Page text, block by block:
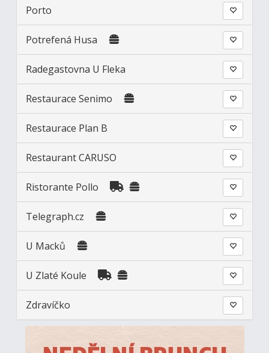
Porto
Potrefená Husa
Radegastovna U Fleka
Restaurace Senimo
Restaurace Plan B
Restaurant CARUSO
Ristorante Pollo
Telegraph.cz
U Macků
U Zlaté Koule
Zdravíčko